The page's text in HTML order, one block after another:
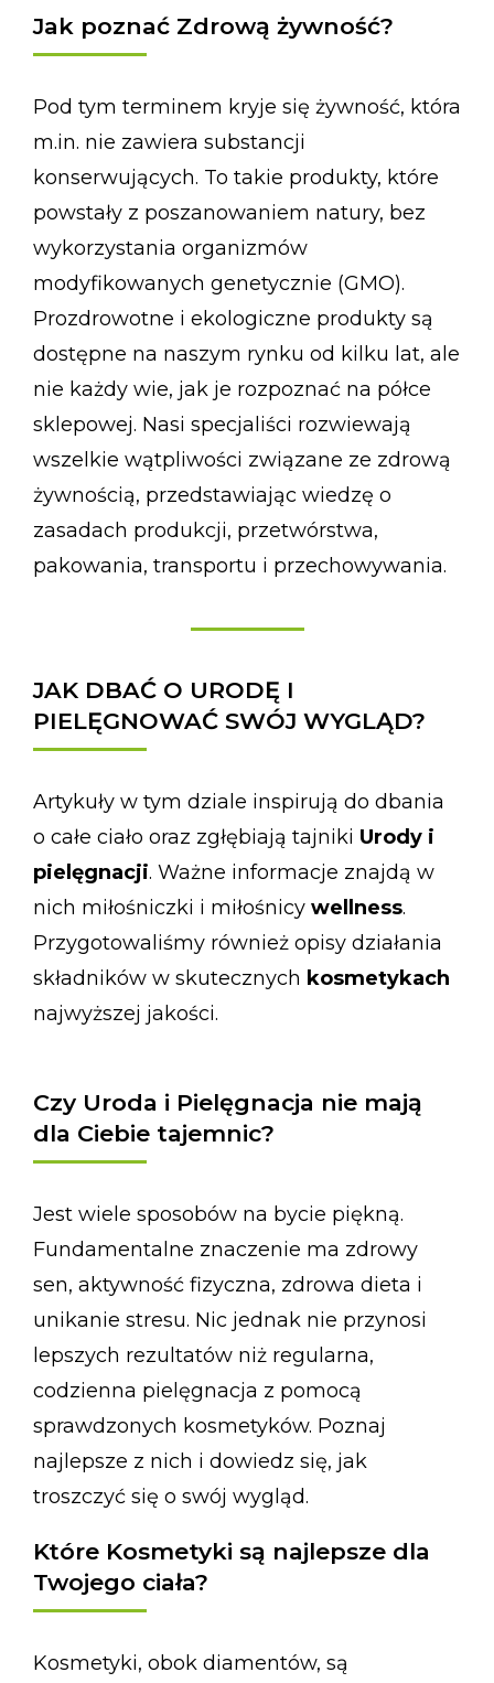
Jak poznać Zdrową żywność?
Pod tym terminem kryje się żywność, która
m.in. nie zawiera substancji
konserwujących. To takie produkty, które
powstały z poszanowaniem natury, bez
wykorzystania organizmów
modyfikowanych genetycznie (GMO).
Prozdrowotne i ekologiczne produkty są
dostępne na naszym rynku od kilku lat, ale
nie każdy wie, jak je rozpoznać na półce
sklepowej. Nasi specjaliści rozwiewają
wszelkie wątpliwości związane ze zdrową
żywnością, przedstawiając wiedzę o
zasadach produkcji, przetwórstwa,
pakowania, transportu i przechowywania.
JAK DBAĆ O URODĘ I
PIELĘGNOWAĆ SWÓJ WYGLĄD?
Artykuły w tym dziale inspirują do dbania
o całe ciało oraz zgłębiają tajniki Urody i
pielęgnacji. Ważne informacje znajdą w
nich miłośniczki i miłośnicy wellness.
Przygotowaliśmy również opisy działania
składników w skutecznych kosmetykach
najwyższej jakości.
Czy Uroda i Pielęgnacja nie mają
dla Ciebie tajemnic?
Jest wiele sposobów na bycie piękną.
Fundamentalne znaczenie ma zdrowy
sen, aktywność fizyczna, zdrowa dieta i
unikanie stresu. Nic jednak nie przynosi
lepszych rezultatów niż regularna,
codzienna pielęgnacja z pomocą
sprawdzonych kosmetyków. Poznaj
najlepsze z nich i dowiedz się, jak
troszczyć się o swój wygląd.
Które Kosmetyki są najlepsze dla
Twojego ciała?
Kosmetyki, obok diamentów, są